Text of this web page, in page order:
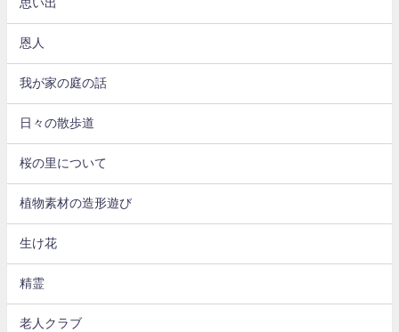
思い出
恩人
我が家の庭の話
日々の散歩道
桜の里について
植物素材の造形遊び
生け花
精霊
老人クラブ